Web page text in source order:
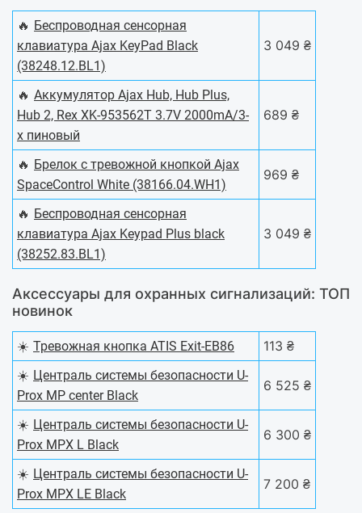
🔥 Беспроводная сенсорная
клавиатура Ajax KeyPad Black
(38248.12.BL1)
3 049 ₴
🔥 Аккумулятор Ajax Hub, Hub Plus,
Hub 2, Rex XK-953562T 3.7V 2000mA/3-
х пиновый
689 ₴
🔥 Брелок с тревожной кнопкой Ajax
SpaceControl White (38166.04.WH1)
969 ₴
🔥 Беспроводная сенсорная
клавиатура Ajax Keypad Plus black
(38252.83.BL1)
3 049 ₴
Аксессуары для охранных сигнализаций: ТОП
новинок
☀️ Тревожная кнопка ATIS Exit-EB86
113 ₴
☀️ Централь системы безопасности U-
Prox MP center Black
6 525 ₴
☀️ Централь системы безопасности U-
Prox MPX L Black
6 300 ₴
☀️ Централь системы безопасности U-
Prox MPX LE Black
7 200 ₴